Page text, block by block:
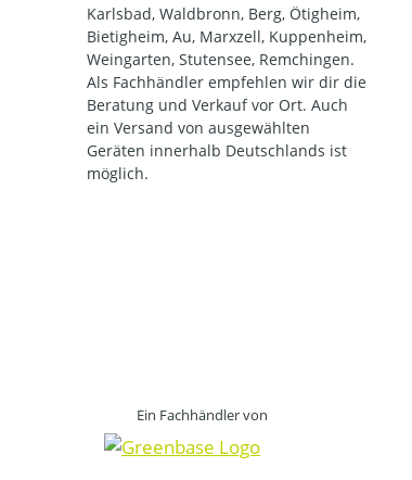
Karlsbad, Waldbronn, Berg, Ötigheim,
Bietigheim, Au, Marxzell, Kuppenheim,
Weingarten, Stutensee, Remchingen.
Als Fachhändler empfehlen wir dir die
Beratung und Verkauf vor Ort. Auch
ein Versand von ausgewählten
Geräten innerhalb Deutschlands ist
möglich.
Ein Fachhändler von